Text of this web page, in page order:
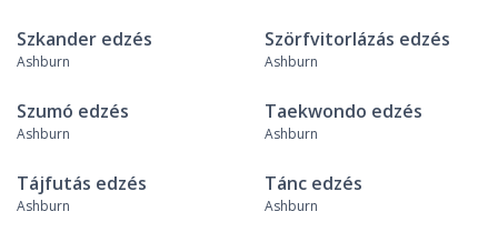
Szkander edzés
Ashburn
Szörfvitorlázás edzés
Ashburn
Szumó edzés
Ashburn
Taekwondo edzés
Ashburn
Tájfutás edzés
Ashburn
Tánc edzés
Ashburn